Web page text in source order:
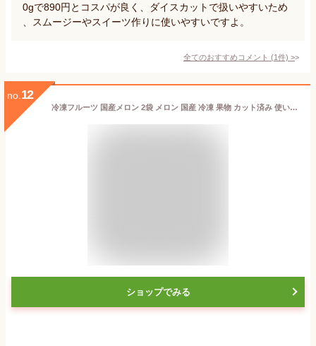
0gで890円とコスパが良く、ダイスカットで扱いやすいため
、スムージーやスイーツ作りに使いやすいですよ。
全てのおすすめコメント (1件) >
no. 12
冷凍フルーツ 国産メロン 2袋 メロン 国産 冷凍 果物 カット済み 使いやすい カットフルーツ 一口サイズ デザート 冷凍カットフルーツ 国産フルーツ スムージー デトックスウォーター NORUCA
ショップでみる